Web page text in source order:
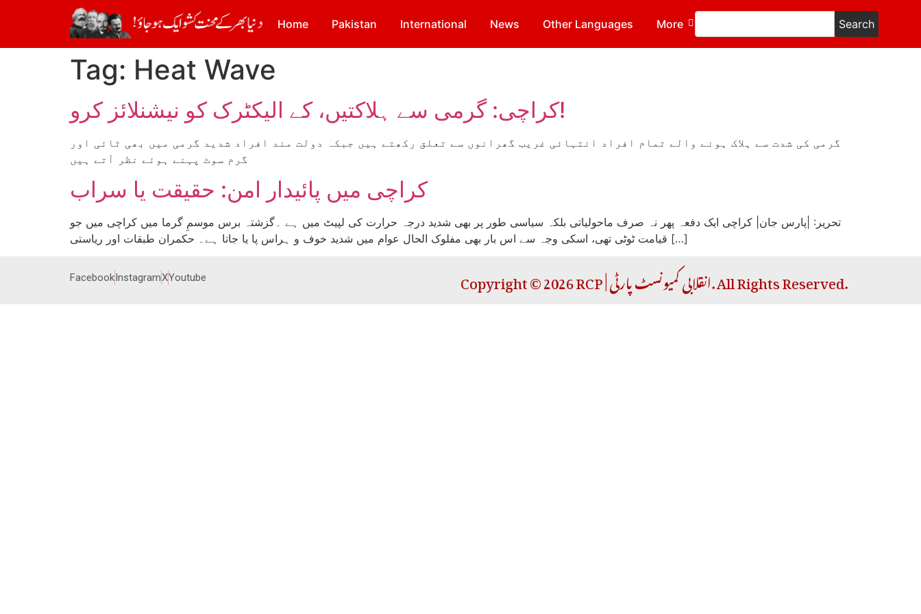
Home Pakistan International News Other Languages More Search
Tag: Heat Wave
کراچی: گرمی سے ہلاکتیں، کے الیکٹرک کو نیشنلائز کرو!
گرمی کی شدت سے ہلاک ہونے والے تمام افراد انتہائی غریب گھرانوں سے تعلق رکھتے ہیں جبکہ دولت مند افراد شدید گرمی میں بھی ٹائی اور
گرم سوٹ پہنے ہوئے نظر آتے ہیں
کراچی میں پائیدار امن: حقیقت یا سراب
تحریر: |پارس جان| کراچی ایک دفعہ پھر نہ صرف ماحولیاتی بلکہ سیاسی طور پر بھی شدید درجہ حرارت کی لپیٹ میں ہے ۔گزشتہ برس موسمِ گرما میں کراچی میں جو
قیامت ٹوٹی تھی، اسکی وجہ سے اس بار بھی مفلوک الحال عوام میں شدید خوف و ہراس پا یا جاتا ہے۔ حکمران طبقات اور ریاستی […]
Facebook InstagramXYoutube Copyright © 2026 RCP | انقلابی کمیونسٹ پارٹی. All Rights Reserved.